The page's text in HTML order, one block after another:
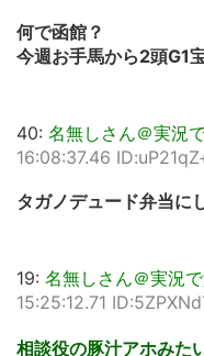
何で函館？
今週お手馬から2頭G1
40: 名無しさん＠実況
16:08:37.46
タガノデュード弁当に
19: 名無しさん＠実況
15:25:12.71
相談役の豚汁アホみた